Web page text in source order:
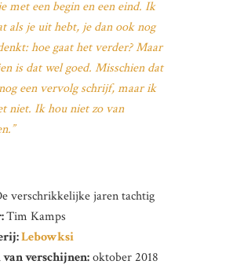
met een begin en een eind. Ik
als je uit hebt, je dan ook nog
hoe gaat het verder? Maar
is dat wel goed. Misschien dat
een vervolg schrijf, maar ik
niet. Ik hou niet zo van
verschrikkelijke jaren tachtig
Tim Kamps
Lebowksi
verschijnen:oktober 2018